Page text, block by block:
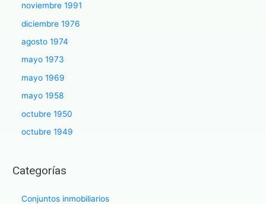
noviembre 1991
diciembre 1976
agosto 1974
mayo 1973
mayo 1969
mayo 1958
octubre 1950
octubre 1949
Categorías
Conjuntos inmobiliarios